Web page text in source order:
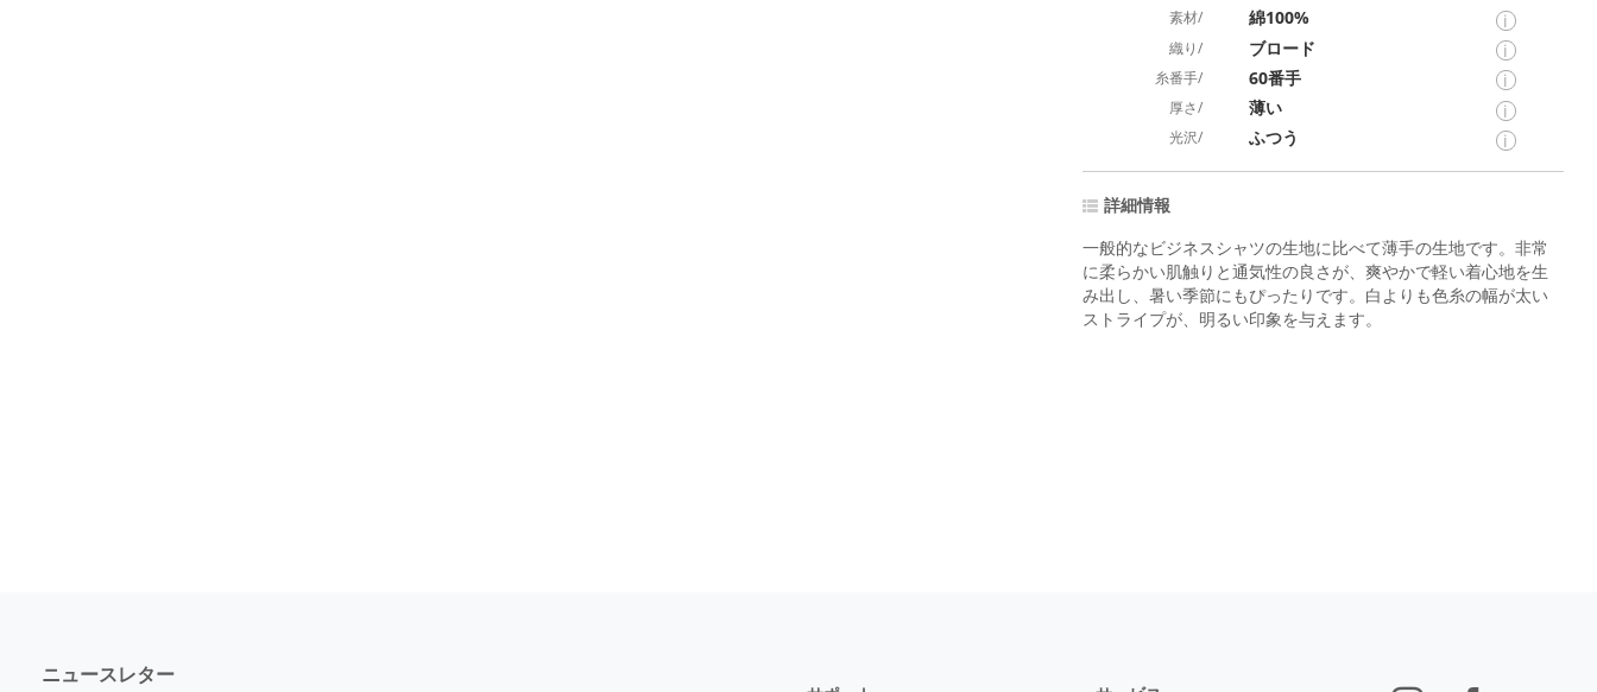
素材/ 綿100% i
織り/ ブロード i
糸番手/ 60番手 i
厚さ/ 薄い i
光沢/ ふつう i
詳細情報
一般的なビジネスシャツの生地に比べて薄手の生地です。非常
に柔らかい肌触りと通気性の良さが、爽やかで軽い着心地を生
み出し、暑い季節にもぴったりです。白よりも色糸の幅が太い
ストライプが、明るい印象を与えます。
ニュースレター